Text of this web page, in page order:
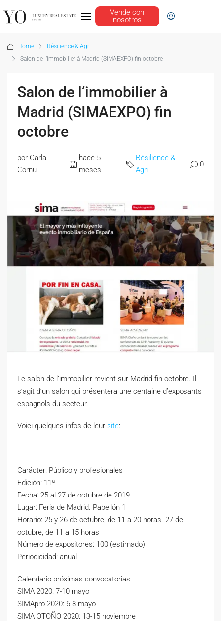
Vende con
nosotros
Home
Résilience & Agri
Salon de l’immobilier à Madrid (SIMAEXPO) fin octobre
Salon de l’immobilier à
Madrid (SIMAEXPO) fin
octobre
por Carla
Cornu
hace 5
meses
Résilience &
Agri
0
Le salon de l’immobilier revient sur Madrid fin octobre. Il
s’agit d’un salon qui présentera une centaine d’exposants
espagnols du secteur.
Voici quelques infos de leur site:
Carácter: Público y profesionales
Edición: 11ª
Fecha: 25 al 27 de octubre de 2019
Lugar: Feria de Madrid. Pabellón 1
Horario: 25 y 26 de octubre, de 11 a 20 horas. 27 de
octubre, de 11 a 15 horas
Número de expositores: 100 (estimado)
Periodicidad: anual
Calendario próximas convocatorias:
SIMA 2020: 7-10 mayo
SIMApro 2020: 6-8 mayo
SIMA OTOÑO 2020: 13-15 noviembre